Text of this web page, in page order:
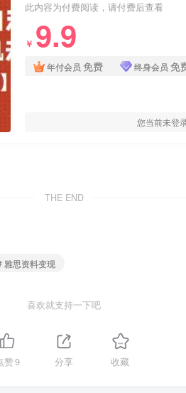
此内容为付费阅读，请付费后查看
￥ 9.9
年付会员 免费 终身会员 免
您当前未登
THE END
雅思资料变现
喜欢就支持一下吧
赞9 分享 收藏